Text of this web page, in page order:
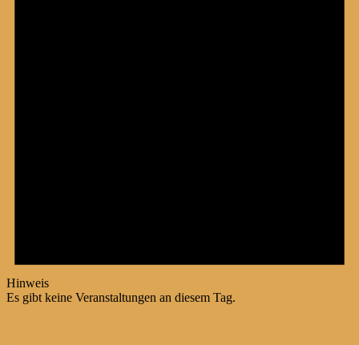
Hinweis
Es gibt keine Veranstaltungen an diesem Tag.